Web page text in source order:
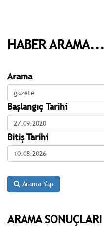
HABER ARAMA...
Arama
Başlangıç Tarihi
Bitiş Tarihi
Arama Yap
ARAMA SONUÇLARI